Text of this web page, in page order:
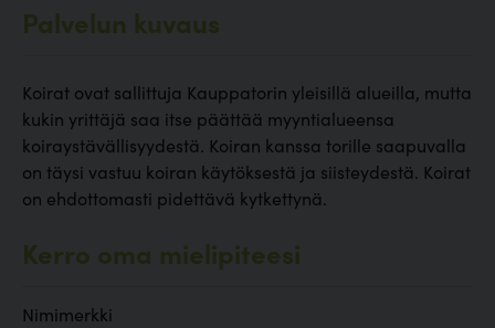
Palvelun kuvaus
Koirat ovat sallittuja Kauppatorin yleisillä alueilla, mutta
kukin yrittäjä saa itse päättää myyntialueensa
koiraystävällisyydestä. Koiran kanssa torille saapuvalla
on täysi vastuu koiran käytöksestä ja siisteydestä. Koirat
on ehdottomasti pidettävä kytkettynä.
Kerro oma mielipiteesi
Nimimerkki